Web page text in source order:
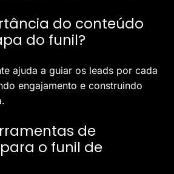
do conteúdo
do funil?
ajuda a guiar os leads por cada
engajamento e construindo
de
o funil de